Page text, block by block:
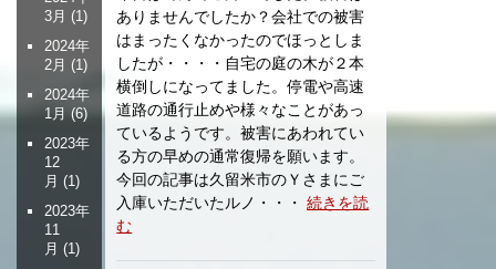
ありませんでしたか？会社での被害
はまったくなかったのでほっとしま
したが・・・・自宅の庭の木が２本
横倒しになってました。停電や高速
道路の通行止めや様々なことがあっ
ているようです。被害にあわれてい
る方の早めの通常復帰を願います。
今回の記事は久留米市のＹさまにご
入庫いただいたルノ・・・続きを読
む
3月 (1)
2024年
2月 (1)
2024年
1月 (6)
2023年
12
月 (1)
2023年
11
月 (1)